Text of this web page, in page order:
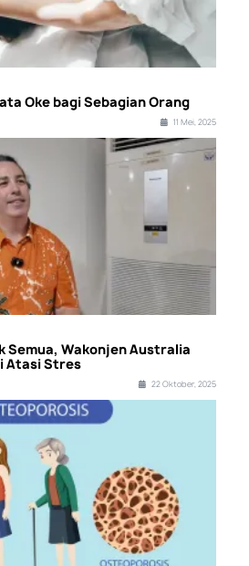
Oke bagi Sebagian Orang
11 Mei, 2025
Semua, Wakonjen Australia
Atasi Stres
22 Oktober, 2025